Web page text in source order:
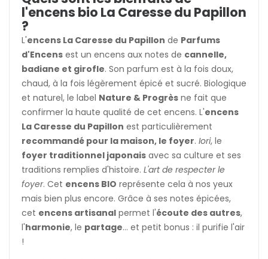
l'encens bio La Caresse du Papillon
?
L'encens La Caresse du Papillon de Parfums
d'Encens est un encens aux notes de cannelle,
badiane et girofle. Son parfum est à la fois doux,
chaud, à la fois légèrement épicé et sucré. Biologique
et naturel, le label Nature & Progrès ne fait que
confirmer la haute qualité de cet encens. L'encens
La Caresse du Papillon est particulièrement
recommandé pour la maison, le foyer. Iori, le
foyer traditionnel japonais avec sa culture et ses
traditions remplies d'histoire. L'art de respecter le
foyer. Cet encens BIO représente cela à nos yeux
mais bien plus encore. Grâce à ses notes épicées,
cet encens artisanal permet l'écoute des autres,
l'harmonie, le partage... et petit bonus : il purifie l'air
!